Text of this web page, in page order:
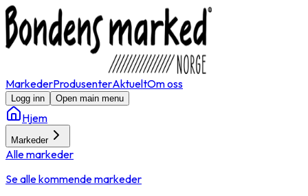
MarkederProdusenterAktueltOm oss
Logg inn Open main menu
Hjem
Markeder
Alle markeder
Se alle kommende markeder